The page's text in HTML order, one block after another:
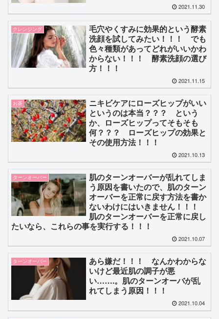
2021.11.30
クレンジング
毛穴やくすみに効果的という酵素
洗顔を試してみたい！！！ でも
色々種類があってどれがいいかわ
からない！！！ 酵素洗顔の選び
方！！！
2021.11.15
お茶
ニキビケアにローズヒップがいい
というのは本当？？？ という
か、ローズヒップってそもそも
何？？？ ローズヒップの効果と
その使用方法！！！
2021.10.13
ターンオーバー
肌のターンオーバーが乱れてしま
う原因を書いたので、肌のターン
オーバーを正常に戻す方法を書か
ないわけにはいきません！！！
肌のターンオーバーを正常に戻し
たいなら、これらの事を実行する！！！
2021.10.07
ターンオーバー
あら嫌だ！！！ なんかわからな
いけど最近肌の調子が悪
い…….。肌のターンオーバが乱
れてしまう原因！！！
2021.10.04